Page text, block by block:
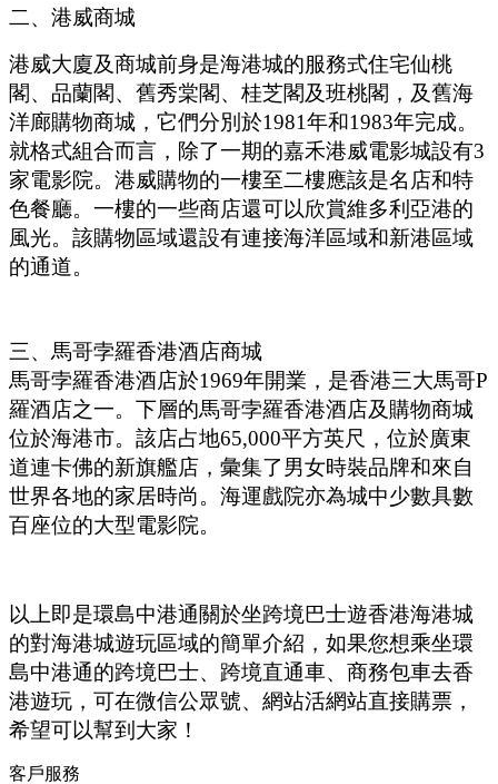
二、港威商城
港威大廈及商城前身是海港城的服務式住宅仙桃
閣、品蘭閣、舊秀棠閣、桂芝閣及班桃閣，及舊海
洋廊購物商城，它們分別於1981年和1983年完成。
就格式組合而言，除了一期的嘉禾港威電影城設有3
家電影院。港威購物的一樓至二樓應該是名店和特
色餐廳。一樓的一些商店還可以欣賞維多利亞港的
風光。該購物區域還設有連接海洋區域和新港區域
的通道。
三、馬哥孛羅香港酒店商城
馬哥孛羅香港酒店於1969年開業，是香港三大馬哥P
羅酒店之一。下層的馬哥孛羅香港酒店及購物商城
位於海港市。該店占地65,000平方英尺，位於廣東
道連卡佛的新旗艦店，彙集了男女時裝品牌和來自
世界各地的家居時尚。海運戲院亦為城中少數具數
百座位的大型電影院。
以上即是環島中港通關於坐跨境巴士遊香港海港城
的對海港城遊玩區域的簡單介紹，如果您想乘坐環
島中港通的跨境巴士、跨境直通車、商務包車去香
港遊玩，可在微信公眾號、網站活網站直接購票，
希望可以幫到大家！
客戶服務